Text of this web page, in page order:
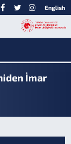
English
İmar